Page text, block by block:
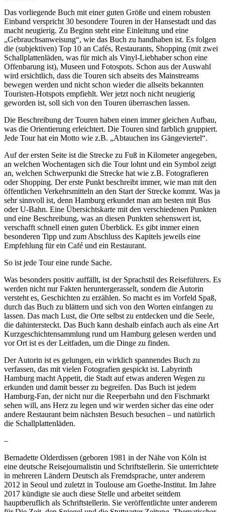
Das vorliegende Buch mit einer guten Größe und einem robusten
Einband verspricht 30 besondere Touren in der Hansestadt und das
macht neugierig. Zu Beginn steht eine Einleitung und eine
„Gebrauchsanweisung“, wie das Buch zu handhaben ist. Es folgen
die (subjektiven) Top 10 an Cafés, Restaurants, Shopping (mit zwei
Schallplattenläden, was für mich als Vinyl-Liebhaber schon eine
Offenbarung ist), Museen und Fotospots. Schon aus der Auswahl
wird ersichtlich, dass die Touren sich abseits des Mainstreams
bewegen werden und nicht schon wieder die allseits bekannten
Touristen-Hotspots empfiehlt. Wer jetzt noch nicht neugierig
geworden ist, soll sich von den Touren überraschen lassen.
Die Beschreibung der Touren haben einen immer gleichen Aufbau,
was die Orientierung erleichtert. Die Touren sind farblich gruppiert.
Jede Tour hat ein Motto wie z.B. „Abtauchen ins Gängeviertel“.
Auf der ersten Seite ist die Strecke zu Fuß in Kilometer angegeben,
an welchen Wochentagen sich die Tour lohnt und ein Symbol zeigt
an, welchen Schwerpunkt die Strecke hat wie z.B. Fotografieren
oder Shopping. Der erste Punkt beschreibt immer, wie man mit den
öffentlichen Verkehrsmitteln an den Start der Strecke kommt. Was ja
sehr sinnvoll ist, denn Hamburg erkundet man am besten mit Bus
oder U-Bahn. Eine Übersichtskarte mit den verschiedenen Punkten
und eine Beschreibung, was an diesen Punkten sehenswert ist,
verschafft schnell einen guten Überblick. Es gibt immer einen
besonderen Tipp und zum Abschluss des Kapitels jeweils eine
Empfehlung für ein Café und ein Restaurant.
So ist jede Tour eine runde Sache.
Was besonders positiv auffällt, ist der Sprachstil des Reiseführers. Es
werden nicht nur Fakten heruntergerasselt, sondern die Autorin
versteht es, Geschichten zu erzählen. So macht es im Vorfeld Spaß,
durch das Buch zu blättern und sich von den Worten einfangen zu
lassen. Das mach Lust, die Orte selbst zu entdecken und die Seele,
die dahintersteckt. Das Buch kann deshalb einfach auch als eine Art
Kurzgeschichtensammlung rund um Hamburg gelesen werden und
vor Ort ist es der Leitfaden, um die Dinge zu finden.
Der Autorin ist es gelungen, ein wirklich spannendes Buch zu
verfassen, das mit vielen Fotografien gespickt ist. Labyrinth
Hamburg macht Appetit, die Stadt auf etwas anderen Wegen zu
erkunden und damit besser zu begreifen. Das Buch ist jedem
Hamburg-Fan, der nicht nur die Reeperbahn und den Fischmarkt
sehen will, ans Herz zu legen und wir werden sicher das eine oder
andere Restaurant beim nächsten Besuch besuchen – und natürlich
die Schallplattenläden.
–
Bernadette Olderdissen (geboren 1981 in der Nähe von Köln ist
eine deutsche Reisejournalistin und Schriftstellerin. Sie unterrichtete
in mehreren Ländern Deutsch als Fremdsprache, unter anderem
2012 in Seoul und zuletzt in Toulouse am Goethe-Institut. Im Jahre
2017 kündigte sie auch diese Stelle und arbeitet seitdem
hauptberuflich als Schriftstellerin. Sie veröffentlichte unter anderem